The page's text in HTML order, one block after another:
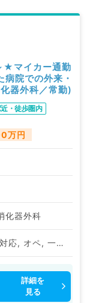
★マイカー通勤
院での外来・
器外科／常勤)
・徒歩圏内
万円
化器外科
一般外来, 病棟管理, 救急対応, オペ, 一般外来, 下部内視鏡検査（ＣＦ）
詳細を
見る